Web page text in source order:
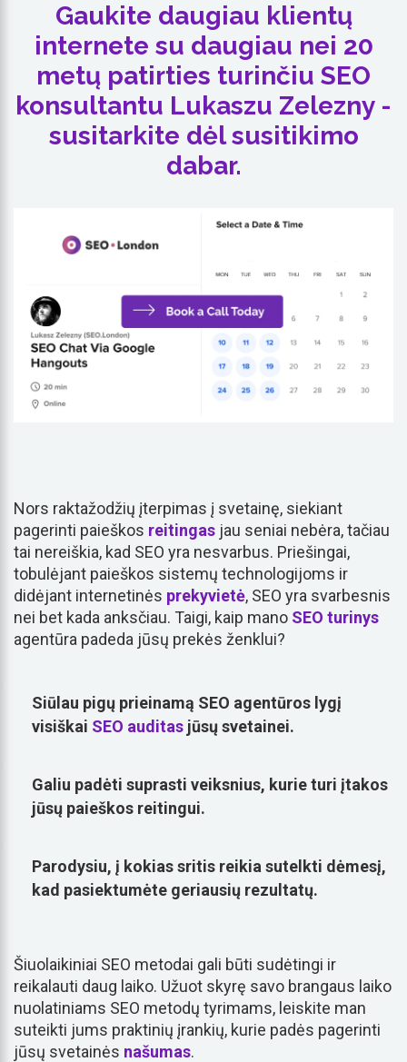
Gaukite daugiau klientų
internete su daugiau nei 20
metų patirties turinčiu SEO
konsultantu Lukaszu Zelezny -
susitarkite dėl susitikimo
dabar.
Nors raktažodžių įterpimas į svetainę, siekiant
pagerinti paieškos reitingas jau seniai nebėra, tačiau
tai nereiškia, kad SEO yra nesvarbus. Priešingai,
tobulėjant paieškos sistemų technologijoms ir
didėjant internetinės prekyvietė, SEO yra svarbesnis
nei bet kada anksčiau. Taigi, kaip mano SEO turinys
agentūra padeda jūsų prekės ženklui?
Siūlau pigų prieinamą SEO agentūros lygį
visiškai SEO auditas jūsų svetainei.
Galiu padėti suprasti veiksnius, kurie turi įtakos
jūsų paieškos reitingui.
Parodysiu, į kokias sritis reikia sutelkti dėmesį,
kad pasiektumėte geriausių rezultatų.
Šiuolaikiniai SEO metodai gali būti sudėtingi ir
reikalauti daug laiko. Užuot skyrę savo brangaus laiko
nuolatiniams SEO metodų tyrimams, leiskite man
suteikti jums praktinių įrankių, kurie padės pagerinti
jūsų svetainės našumas.